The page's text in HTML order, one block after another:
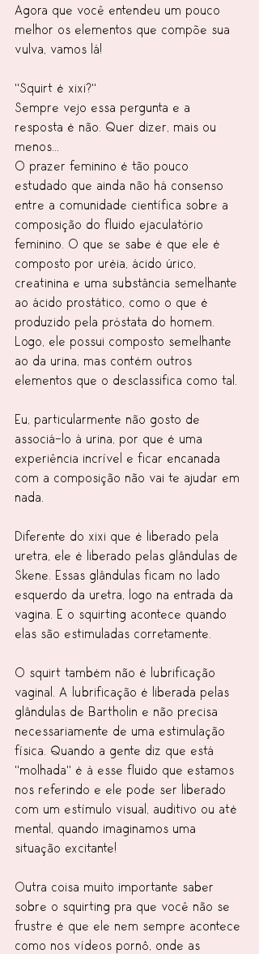
Agora que você entendeu um pouco
melhor os elementos que compõe sua
vulva, vamos lá!
"Squirt é xixi?"
Sempre vejo essa pergunta e a
resposta é não. Quer dizer, mais ou
menos...
O prazer feminino é tão pouco
estudado que ainda não há consenso
entre a comunidade científica sobre a
composição do fluido ejaculatório
feminino. O que se sabe é que ele é
composto por uréia, ácido úrico,
creatinina e uma substância semelhante
ao ácido prostático, como o que é
produzido pela próstata do homem.
Logo, ele possui composto semelhante
ao da urina, mas contém outros
elementos que o desclassifica como tal.
Eu, particularmente não gosto de
associá-lo à urina, por que é uma
experiência incrível e ficar encanada
com a composição não vai te ajudar em
nada.
Diferente do xixi que é liberado pela
uretra, ele é liberado pelas glândulas de
Skene. Essas glândulas ficam no lado
esquerdo da uretra, logo na entrada da
vagina. E o squirting acontece quando
elas são estimuladas corretamente.
O squirt também não é lubrificação
vaginal. A lubrificação é liberada pelas
glândulas de Bartholin e não precisa
necessariamente de uma estimulação
física. Quando a gente diz que está
"molhada" é à esse fluido que estamos
nos referindo e ele pode ser liberado
com um estímulo visual, auditivo ou até
mental, quando imaginamos uma
situação excitante!
Outra coisa muito importante saber
sobre o squirting pra que você não se
frustre é que ele nem sempre acontece
como nos vídeos pornô, onde as